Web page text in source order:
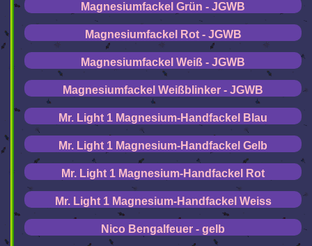
Magnesiumfackel Grün - JGWB
Magnesiumfackel Rot - JGWB
Magnesiumfackel Weiß - JGWB
Magnesiumfackel Weißblinker - JGWB
Mr. Light 1 Magnesium-Handfackel Blau
Mr. Light 1 Magnesium-Handfackel Gelb
Mr. Light 1 Magnesium-Handfackel Rot
Mr. Light 1 Magnesium-Handfackel Weiss
Nico Bengalfeuer - gelb